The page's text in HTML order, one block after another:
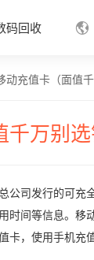
码回收 
动充值卡（面值
万别选
公司发行的可
时间等信息。移
卡，使用手机